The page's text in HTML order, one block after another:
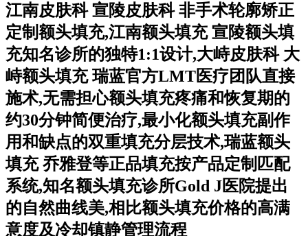
江南皮肤科 宣陵皮肤科 非手术轮廓矫正
定制额头填充,江南额头填充 宣陵额头填
充知名诊所的独特1:1设计,大峙皮肤科 大
峙额头填充 瑞蓝官方LMT医疗团队直接
施术,无需担心额头填充疼痛和恢复期的
约30分钟简便治疗,最小化额头填充副作
用和缺点的双重填充分层技术,瑞蓝额头
填充 乔雅登等正品填充按产品定制匹配
系统,知名额头填充诊所Gold J医院提出
的自然曲线美,相比额头填充价格的高满
意度及冷却镇静管理流程